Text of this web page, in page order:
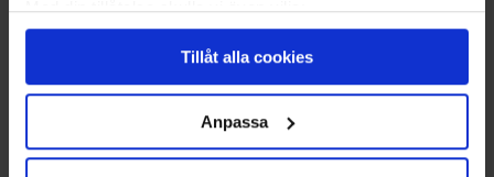
Med din tillåtelse skulle vi även vilja:
som kan ha en noggrannhet på upp till flera meter
Identifiera din enhet genom att aktivt skanna den
för specifika kännetecken (fingeravtryck)
Ta reda på mer om hur dina personliga uppgifter
Tillåt alla cookies
Anpassa
ner nätavgiften. En är att påverka politiskt genom
att till exempel kontakta din riksdagsledamot och
föreslå ny lagstiftning. Den andra är att byta
huvudsäkring. Om du "säkrar ner" från till exempel
20A till 16A kan du tjäna en slant. Kolla med din